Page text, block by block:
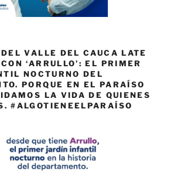
VALLE DEL CAUCA LATE
‘ARRULLO’: EL PRIMER
NOCTURNO DEL
PORQUE EN EL PARAÍSO
LA VIDA DE QUIENES
#ALGOTIENEELPARAÍSO